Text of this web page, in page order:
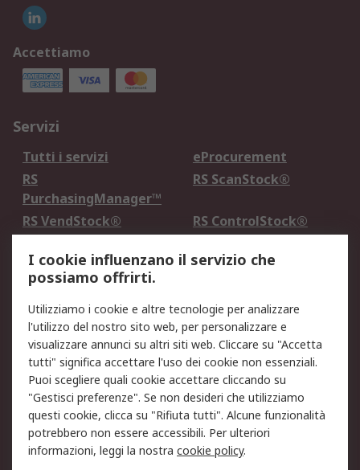
Accettiamo
Servizi
Tutti i servizi
eProcurement
RS
PurchasingManager™
RS ScanStock®
RS VendStock®
RS ControlStock®
Legale
Informativa Cookie
Informativa Privacy -
Aggiornata
Email Security
Termini d'uso
Condizioni di vendita
Condizioni generali di
servizio
Etica e responsabilità
Chi Siamo
I cookie influenzano il servizio che
possiamo offrirti.
Utilizziamo i cookie e altre tecnologie per analizzare
l'utilizzo del nostro sito web, per personalizzare e
visualizzare annunci su altri siti web. Cliccare su "Accetta
tutti" significa accettare l'uso dei cookie non essenziali.
Puoi scegliere quali cookie accettare cliccando su
"Gestisci preferenze". Se non desideri che utilizziamo
questi cookie, clicca su "Rifiuta tutti". Alcune funzionalità
potrebbero non essere accessibili. Per ulteriori
informazioni, leggi la nostra cookie policy.